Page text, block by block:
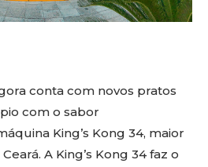
conta com novos pratos
com o sabor
King’s Kong 34, maior
A King’s Kong 34 faz o